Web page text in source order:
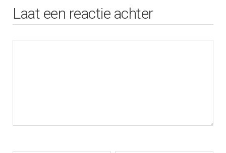
Laat een reactie achter